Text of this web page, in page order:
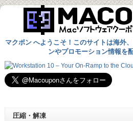
マクポン へようこそ！このサイトは海外
ンやプロモーション情報を
圧縮・解凍